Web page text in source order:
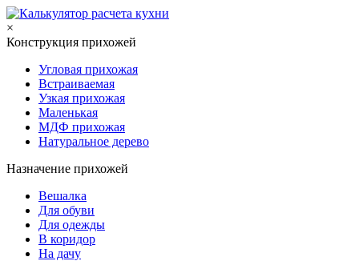
×
Конструкция прихожей
Угловая прихожая
Встраиваемая
Узкая прихожая
Маленькая
МДФ прихожая
Натуральное дерево
Назначение прихожей
Вешалка
Для обуви
Для одежды
В коридор
На дачу